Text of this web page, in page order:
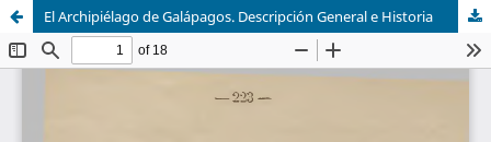
El Archipiélago de Galápagos. Descripción General e Historia